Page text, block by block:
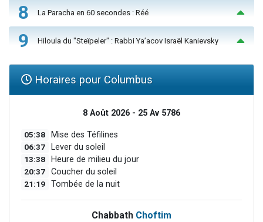
8 La Paracha en 60 secondes : Réé
9 Hiloula du "Steïpeler" : Rabbi Ya’acov Israël Kanievsky
Horaires pour Columbus
8 Août 2026 - 25 Av 5786
05:38 Mise des Téfilines
06:37 Lever du soleil
13:38 Heure de milieu du jour
20:37 Coucher du soleil
21:19 Tombée de la nuit
Chabbath Choftim